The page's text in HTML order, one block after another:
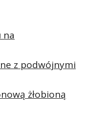
na
z podwójnymi
żłobioną